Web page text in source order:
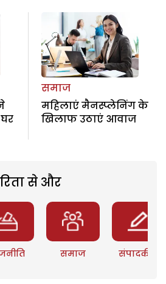
समाज
महिलाएं मैनस्प्लेनिंग के
खिलाफ उठाएं आवाज
से और
समाज संपादकीय